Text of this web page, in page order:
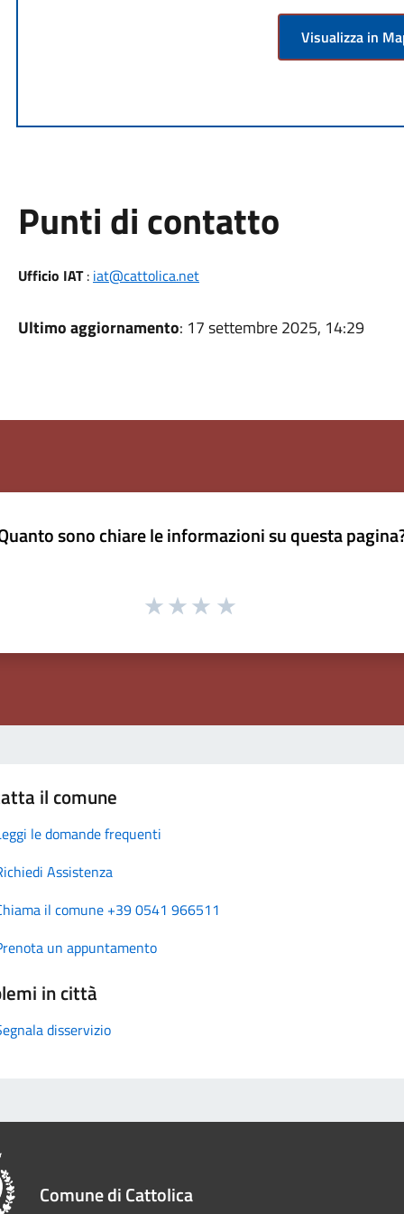
Visualizza in
Punti di contatto
Ufficio IAT: iat@cattolica.net
Ultimo aggiornamento: 17 settembre 2025, 14:29
sono chiare le informazioni su questa
il comune
le domande frequenti
Assistenza
il comune +39 0541 966511
un appuntamento
in città
disservizio
Comune di Cattolica